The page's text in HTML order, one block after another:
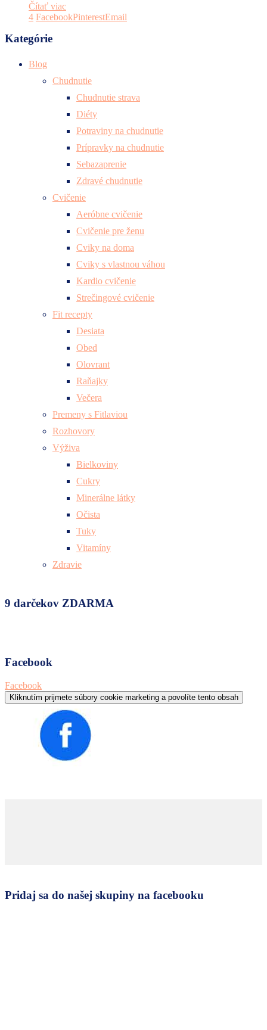
Čítať viac
4 FacebookPinterestEmail
Kategórie
Blog
Chudnutie
Chudnutie strava
Diéty
Potraviny na chudnutie
Prípravky na chudnutie
Sebazaprenie
Zdravé chudnutie
Cvičenie
Aeróbne cvičenie
Cvičenie pre ženu
Cviky na doma
Cviky s vlastnou váhou
Kardio cvičenie
Strečingové cvičenie
Fit recepty
Desiata
Obed
Olovrant
Raňajky
Večera
Premeny s Fitlaviou
Rozhovory
Výživa
Bielkoviny
Cukry
Minerálne látky
Očista
Tuky
Vitamíny
Zdravie
9 darčekov ZDARMA
Facebook
Facebook
Kliknutím prijmete súbory cookie marketing a povolíte tento obsah
Pridaj sa do našej skupiny na facebooku